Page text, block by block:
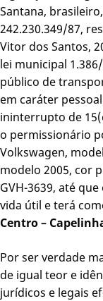
Santana,
242.230.349/87,
Vitor dos Santos,
lei municipal
público de
em caráter
ininterrupto de
o permissionário
Volkswagen,
modelo 2005, cor
GVH-3639, até
vida útil e terá
Centro –
Por ser verdade
de igual teor e
jurídicos e legais